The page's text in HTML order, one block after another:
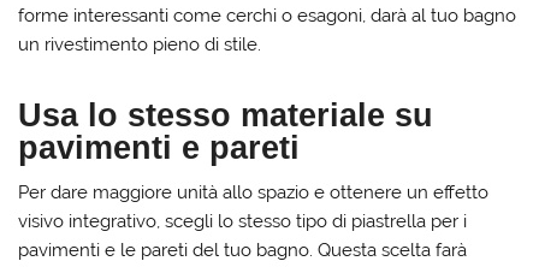
forme interessanti come cerchi o esagoni, darà al tuo bagno
un rivestimento pieno di stile.
Usa lo stesso materiale su
pavimenti e pareti
Per dare maggiore unità allo spazio e ottenere un effetto
visivo integrativo, scegli lo stesso tipo di piastrella per i
pavimenti e le pareti del tuo bagno. Questa scelta farà